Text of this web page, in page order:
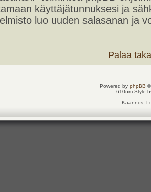
käyttäjätunnuksesi ja
luo uuden salasanan ja
Palaa
Powered by phpBB
610nm Style
Käännös,